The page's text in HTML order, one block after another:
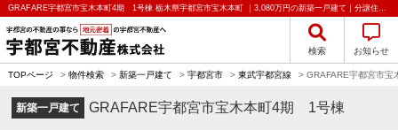
GRAFARE宇都宮市宝木本町4期 1号棟 栃木県宇都宮市宝木本町 ｜3,080万円の新築一戸建て｜分譲住宅や新築物件｜宇都宮不動産株式会社
検索 お知らせ
TOPページ > 物件検索 > 新築一戸建て > 宇都宮市 > 東武宇都宮線 > GRAFARE宇都宮市
新築一戸建て GRAFARE宇都宮市宝木本町4期 1号棟